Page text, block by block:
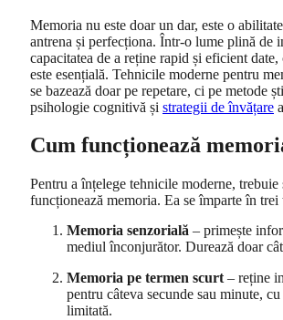
Memoria nu este doar un dar, este o
antrena și perfecționa. Într-o lume plină de
capacitatea de a reține rapid și eficient
este esențială. Tehnicile moderne pentru
se bazează doar pe repetare, ci pe metode
psihologie cognitivă și strategii de învățare
Cum funcționează
Pentru a înțelege tehnicile moderne, trebuie
funcționează memoria. Ea se împarte în
Memoria senzorială – primește
mediul înconjurător. Durează doar
Memoria pe termen scurt – reține
pentru câteva secunde sau minute,
limitată.